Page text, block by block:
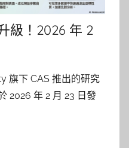
級！2026 年 2
旗下 CAS 推出的研究
2026 年 2 月 23 日發
視覺化強